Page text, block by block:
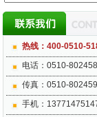
热线：400-0510-
电话：0510-
传真：0510-
手机：